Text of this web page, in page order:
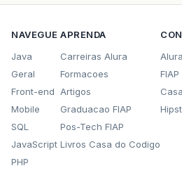
NAVEGUE
Java
Geral
Front-end
Mobile
SQL
JavaScript
PHP
APRENDA
Carreiras Alura
Formacoes
Artigos
Graduacao FIAP
Pos-Tech FIAP
Livros Casa do Codigo
Alura
FIAP